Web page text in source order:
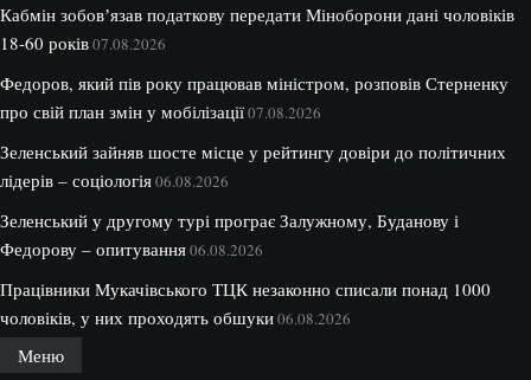
Кабмін зобовʼязав податкову передати Міноборони дані чоловіків
18-60 років07.08.2026
Федоров, який пів року працював міністром, розповів Стерненку
про свій план змін у мобілізації07.08.2026
Зеленський зайняв шосте місце у рейтингу довіри до політичних
лідерів – соціологія06.08.2026
Зеленський у другому турі програє Залужному, Буданову і
Федорову – опитування06.08.2026
Працівники Мукачівського ТЦК незаконно списали понад 1000
чоловіків, у них проходять обшуки06.08.2026
Меню